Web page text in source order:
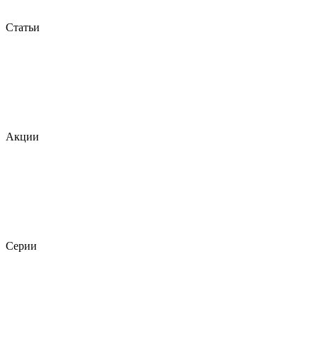
Статьи
Акции
Серии